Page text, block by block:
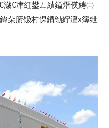
濊€冿紝鐢ㄥ績鎰熸偀娉㈡
朵腑钑村惈鐨勪紵澶х簿绁